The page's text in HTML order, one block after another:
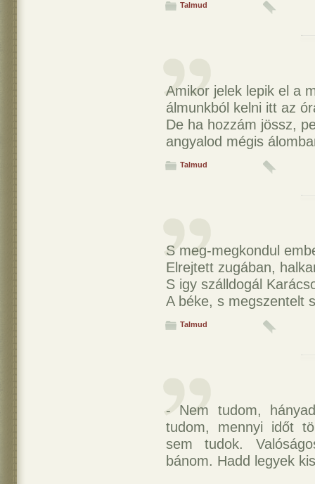
Talmud
Amikor jelek lepik el a
álmunkból kelni itt az
De ha hozzám jössz,
angyalod mégis
Talmud
S meg-megkondul
Elrejtett zugában,
S igy szálldogál
A béke, s megszentelt
Talmud
- Nem tudom,
tudom, mennyi időt
sem tudok.
bánom. Hadd legyek